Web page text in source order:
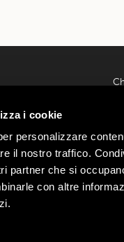
i cookie
personalizzare
il nostro traffico.
partner che si
con altre
di Sondrio n.
Web:Webtek